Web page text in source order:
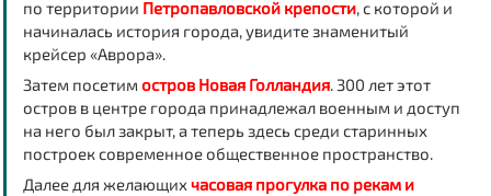
по территории Петропавловской крепости, с которой и
начиналась история города, увидите знаменитый
крейсер «Аврора».
Затем посетимостров Новая Голландия. 300 лет этот
остров в центре города принадлежал военным и доступ
на него был закрыт, а теперь здесь среди старинных
построек современное общественное пространство.
Далее для желающих часовая прогулка по рекам и